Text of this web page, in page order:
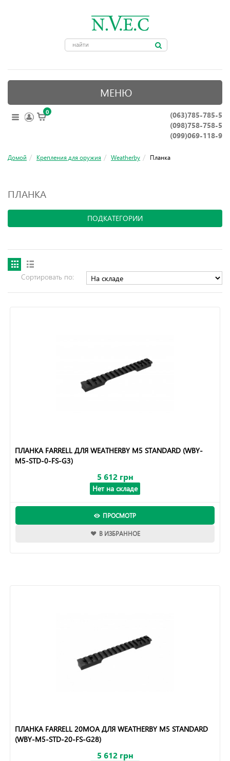
МЕНЮ
ОПТИЧЕСКИЕ ПРИБОРЫ
ПРИНАДЛЕЖНОСТИ ДЛЯ ОХОТЫ
НОЖИ, ИНСТРУМЕНТЫ
0
(063)785-785-5
(098)758-758-5
(099)069-118-9
Домой Крепления для оружия Weatherby Планка
ПЛАНКА
ПОДКАТЕГОРИИ
Сортировать по:
ПЛАНКА FARRELL ДЛЯ WEATHERBY M5 STANDARD (WBY-
M5-STD-0-FS-G3)
5 612 грн
Нет на складе
ПРОСМОТР
В ИЗБРАННОЕ
ПЛАНКА FARRELL 20MOA ДЛЯ WEATHERBY M5 STANDARD
(WBY-M5-STD-20-FS-G28)
5 612 грн